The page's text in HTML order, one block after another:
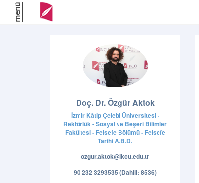
menü
Doç. Dr. Özgür Aktok
İzmir Kâtip Çelebi Üniversitesi -
Rektörlük - Sosyal ve Beşeri Bilimler
Fakültesi - Felsefe Bölümü - Felsefe
Tarihi A.B.D.
ozgur.aktok@ikcu.edu.tr
90 232 3293535 (Dahili: 8536)